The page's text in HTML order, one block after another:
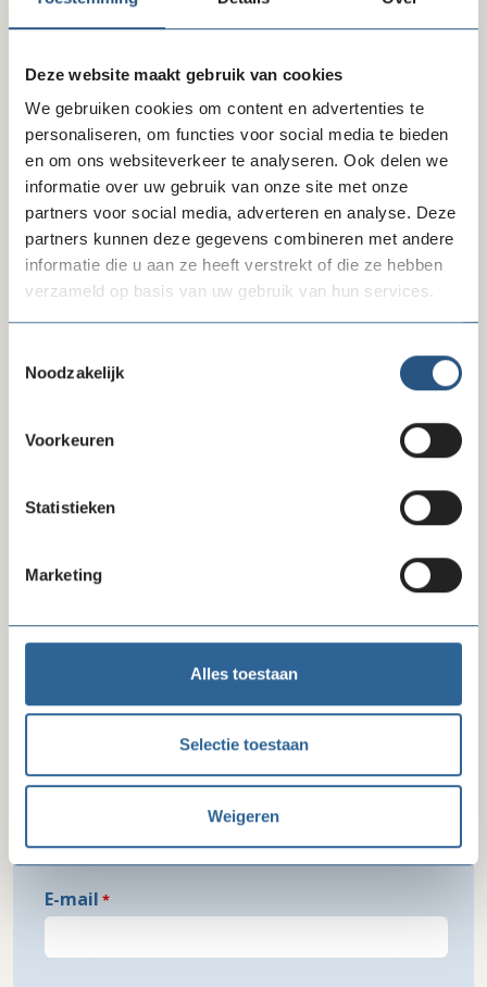
Deze website maakt gebruik van cookies
We gebruiken cookies om content en advertenties te
personaliseren, om functies voor social media te bieden
en om ons websiteverkeer te analyseren. Ook delen we
informatie over uw gebruik van onze site met onze
partners voor social media, adverteren en analyse. Deze
partners kunnen deze gegevens combineren met andere
informatie die u aan ze heeft verstrekt of die ze hebben
verzameld op basis van uw gebruik van hun services.
Noodzakelijk
Voorkeuren
Statistieken
Marketing
Alles toestaan
Selectie toestaan
Weigeren
Wacht niet te lang en schrijf je nu in via het formulier
hieronder.
Inschrijven
Freeform
Check
Leave
this
Aanhef
Voornaam
Achternaam
Functie
E-mail